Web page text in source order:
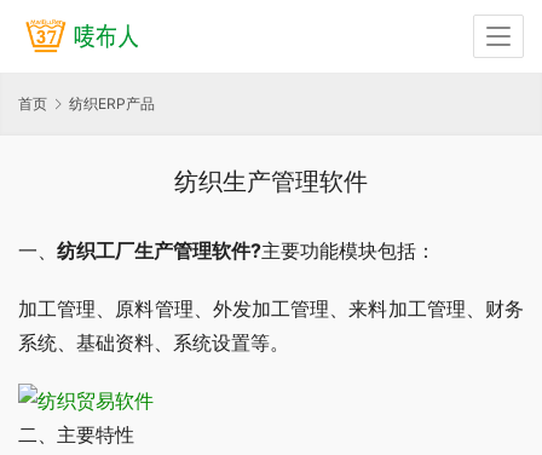
首页 纺织ERP产品
纺织生产管理软件
一、 纺织工厂生产管理软件?主要功能模块包括：
加工管理、原料管理、外发加工管理、来料加工管理、财务
系统、基础资料、系统设置等。
二、主要特性